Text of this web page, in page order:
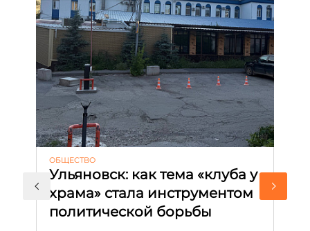
ОБЩЕСТВО
Ульяновск: как тема «клуба у
храма» стала инструментом
политической борьбы